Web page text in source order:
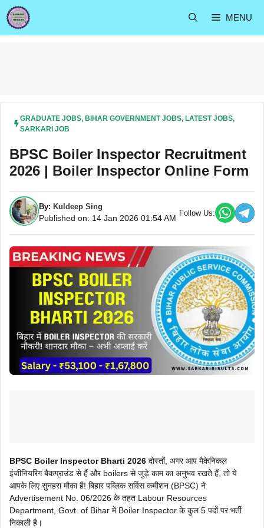
Skip
to
content
MENU
GRADUATE JOBS, BIHAR GOVERNMENT JOBS, LATEST JOBS,
SARKARI JOB
BPSC Boiler Inspector Recruitment
2026 | Boiler Inspector Online Form
By: Kuldeep Sing
Published on: 14 Jan 2026 01:54 AM
Follow Us:
BPSC Boiler Inspector Bharti 2026 दोस्तों, अगर आप मैकेनिकल
इंजीनियरिंग बैकग्राउंड से हैं और boilers से जुड़े काम का अनुभव रखते हैं, तो ये
आपके लिए सुनहरा मौका है! बिहार पब्लिक सर्विस कमीशन (BPSC) ने
Advertisement No. 06/2026 के तहत Labour Resources
Department, Govt. of Bihar में Boiler Inspector के कुल 5 पदों पर भर्ती
निकाली है।